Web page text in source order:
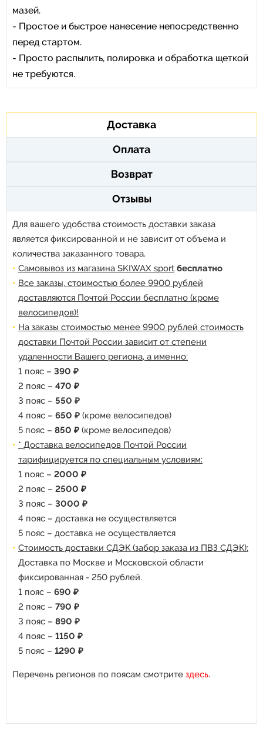
мазей.
- Простое и быстрое нанесение непосредственно
перед стартом.
- Просто распылить, полировка и обработка щеткой
не требуются.
Доставка
Оплата
Возврат
Отзывы
Для вашего удобства стоимость доставки заказа
является фиксированной и не зависит от объема и
количества заказанного товара.
Самовывоз из магазина SKIWAX sport бесплатно
Все заказы, стоимостью более 9900 рублей
доставляются Почтой России бесплатно (кроме
велосипедов)!
На заказы стоимостью менее 9900 рублей стоимость
доставки Почтой России зависит от степени
удаленности Вашего региона, а именно:
1 пояс – 390 ₽
2 пояс – 470 ₽
3 пояс – 550 ₽
4 пояс – 650 ₽ (кроме велосипедов)
5 пояс – 850 ₽ (кроме велосипедов)
* Доставка велосипедов Почтой России
тарифицируется по специальным условиям:
1 пояс – 2000 ₽
2 пояс – 2500 ₽
3 пояс – 3000 ₽
4 пояс – доставка не осуществляется
5 пояс – доставка не осуществляется
Стоимость доставки СДЭК (забор заказа из ПВЗ СДЭК):
Доставка по Москве и Московской области
фиксированная - 250 рублей.
1 пояс – 690 ₽
2 пояс – 790 ₽
3 пояс – 890 ₽
4 пояс – 1150 ₽
5 пояс – 1290 ₽
Перечень регионов по поясам смотрите здесь.